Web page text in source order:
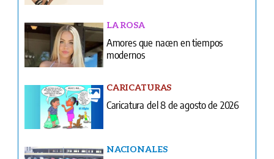
LA ROSA
Amores que nacen en tiempos
modernos
CARICATURAS
Caricatura del 8 de agosto de 2026
NACIONALES